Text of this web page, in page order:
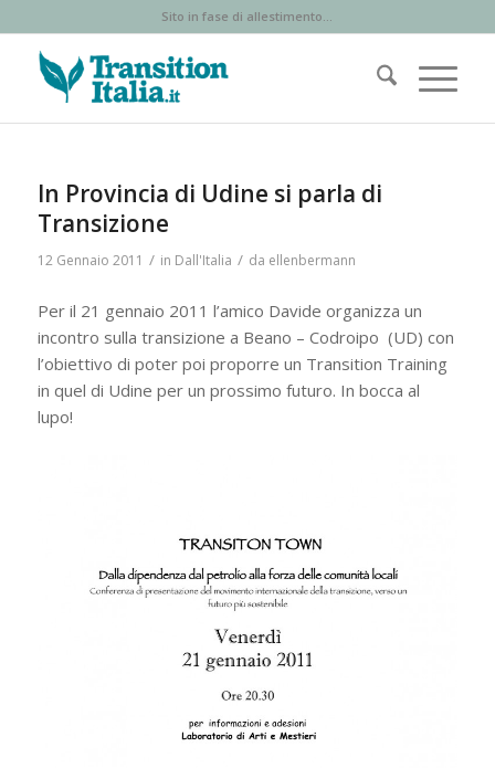
Sito in fase di allestimento...
In Provincia di Udine si parla di
Transizione
12 Gennaio 2011 / in Dall'Italia / da ellenbermann
Per il 21 gennaio 2011 l’amico Davide organizza un
incontro sulla transizione a Beano – Codroipo (UD) con
l’obiettivo di poter poi proporre un Transition Training
in quel di Udine per un prossimo futuro. In bocca al
lupo!